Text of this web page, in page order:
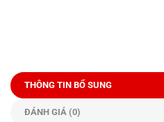
THÔNG TIN BỔ SUNG
ĐÁNH GIÁ (0)